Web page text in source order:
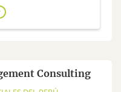
Consulting